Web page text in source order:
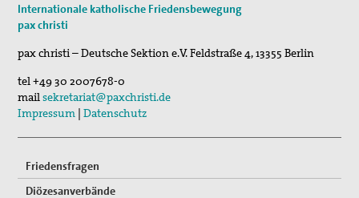
Internationale katholische Friedensbewegung
pax christi
pax christi – Deutsche Sektion e.V.Feldstraße 4,13355 Berlin
tel+49 30 2007678-0
mailsekretariat@paxchristi.de
Impressum |Datenschutz
Friedensfragen
Diözesanverbände